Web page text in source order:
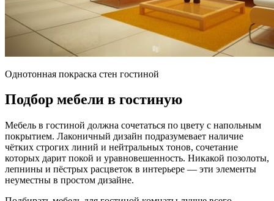
Однотонная покраска стен гостиной
Подбор мебели в гостиную
Мебель в гостиной должна сочетаться по цвету с напольным
покрытием. Лаконичный дизайн подразумевает наличие
чётких строгих линий и нейтральных тонов, сочетание
которых дарит покой и уравновешенность. Никакой позолоты,
лепнины и пёстрых расцветок в интерьере — эти элементы
неуместны в простом дизайне.